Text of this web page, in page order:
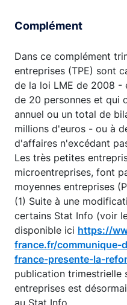
Complément
Dans ce complément
entreprises (TPE) sont
de la loi LME de 2008 -
de 20 personnes et qui
annuel ou un total de
millions d'euros - ou à
d'affaires n'excédant
Les très petites
microentreprises, font
moyennes entreprises
(1) Suite à une
certains Stat Info (voir
disponible ici https://
france.fr/communique-
france-presente-la-
publication trimestrielle
entreprises est
au Stat Info.